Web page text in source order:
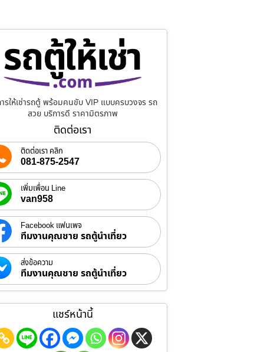
รให้เช่ารถตู้ พร้อมคนขับ VIP แบบครบวงจร รถ
สวย บริการดี ราคามิตรภาพ
ติดต่อเรา
ติดต่อเรา คลิก
081-875-2547
เพิ่มเพื่อน Line
van958
Facebook แฟนเพจ
ทีมงานคุณชาย รถตู้นำเที่ยว
ส่งข้อความ
ทีมงานคุณชาย รถตู้นำเที่ยว
แชร์หน้านี้